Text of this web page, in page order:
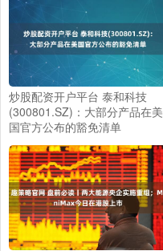
炒股配资开户平台 泰和科技
(300801.SZ)：大部分产品在美
国官方公布的豁免清单